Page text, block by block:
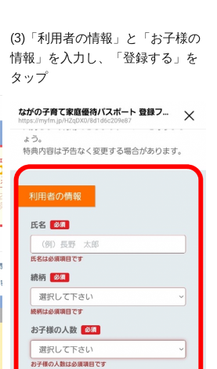
(3)「利用者の情報」と「お子様の
情報」を入力し、「登録する」を
タップ